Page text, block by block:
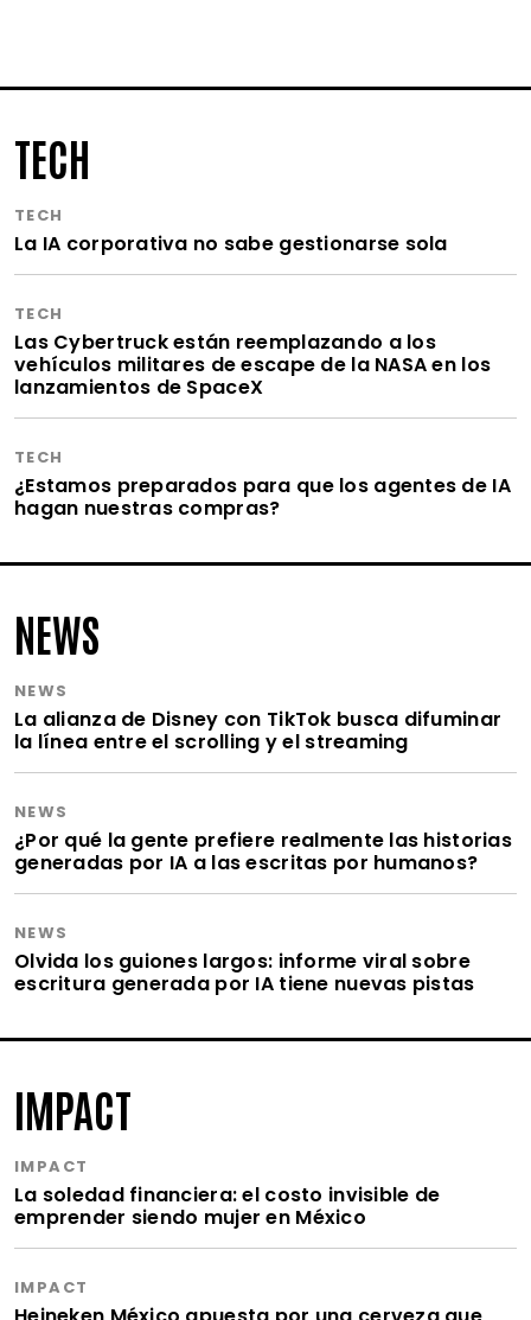
TECH
TECH
La IA corporativa no sabe gestionarse sola
TECH
Las Cybertruck están reemplazando a los
vehículos militares de escape de la NASA en los
lanzamientos de SpaceX
TECH
¿Estamos preparados para que los agentes de IA
hagan nuestras compras?
NEWS
NEWS
La alianza de Disney con TikTok busca difuminar
la línea entre el scrolling y el streaming
NEWS
¿Por qué la gente prefiere realmente las historias
generadas por IA a las escritas por humanos?
NEWS
Olvida los guiones largos: informe viral sobre
escritura generada por IA tiene nuevas pistas
IMPACT
IMPACT
La soledad financiera: el costo invisible de
emprender siendo mujer en México
IMPACT